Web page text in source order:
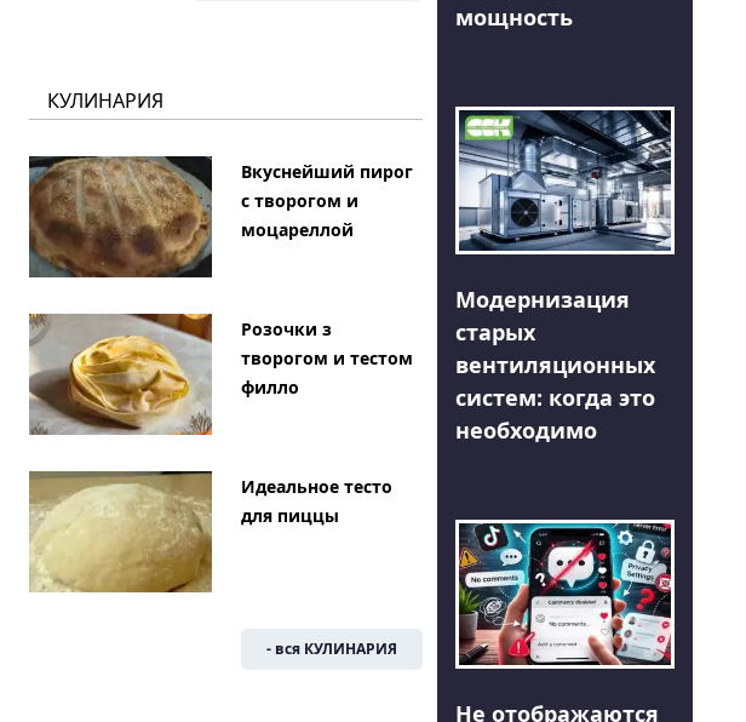
КУЛИНАРИЯ
Вкуснейший пирог
с творогом и
моцареллой
Розочки з
творогом и тестом
филло
Идеальное тесто
для пиццы
- вся КУЛИНАРИЯ
мощность
Модернизация
старых
вентиляционных
систем: когда это
необходимо
Не отображаются